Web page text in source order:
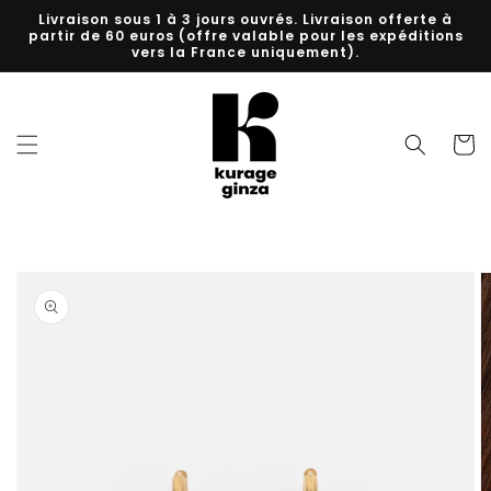
passer
au
Livraison sous 1 à 3 jours ouvrés. Livraison offerte à
partir de 60 euros (offre valable pour les expéditions
vers la France uniquement).
Panier
informations
produits